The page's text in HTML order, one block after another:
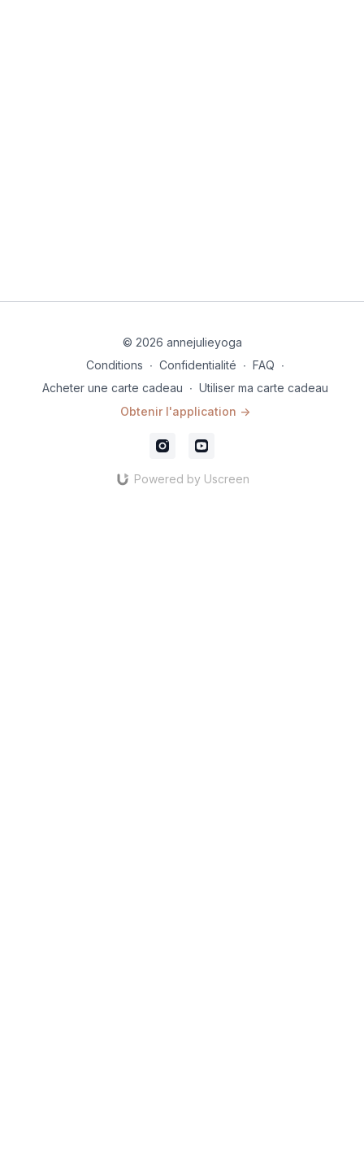
© 2026 annejulieyoga
Conditions ∙ Confidentialité ∙ FAQ ∙
Acheter une carte cadeau ∙ Utiliser ma carte cadeau
Obtenir l'application ->
Powered by Uscreen